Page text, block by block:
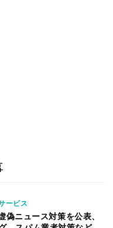
ービス
ニュース対策を公表、